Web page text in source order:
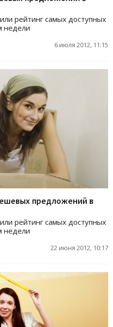
рейтинг самых доступных
недели
6 июля 2012, 11:15
предложений в
рейтинг самых доступных
недели
22 июня 2012, 10:17